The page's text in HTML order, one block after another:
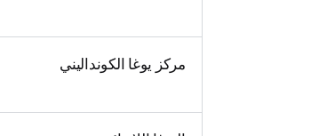
مركز يوغا الكونداليني